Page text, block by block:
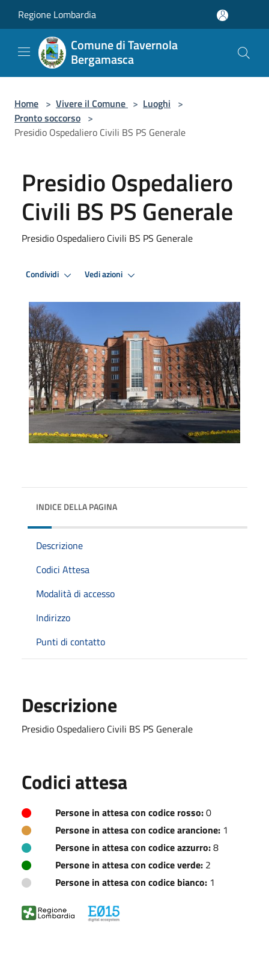
Regione Lombardia
Comune di Tavernola
Bergamasca
Home > Vivere il Comune > Luoghi >
Pronto soccorso >
Presidio Ospedaliero Civili BS PS Generale
Presidio Ospedaliero
Civili BS PS Generale
Presidio Ospedaliero Civili BS PS Generale
Condividi Vedi azioni
INDICE DELLA PAGINA
Descrizione
Codici Attesa
Modalità di accesso
Indirizzo
Punti di contatto
Descrizione
Presidio Ospedaliero Civili BS PS Generale
Codici attesa
Persone in attesa con codice rosso:0
Persone in attesa con codice arancione: 1
Persone in attesa con codice azzurro:8
Persone in attesa con codice verde: 2
Persone in attesa con codice bianco: 1